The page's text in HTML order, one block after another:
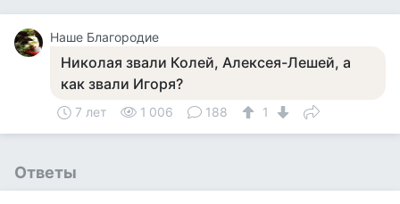
Наше Благородие
Николая звали Колей, Алексея-Лешей, а
как звали Игоря?
7 лет 1 006 188 1
Ответы